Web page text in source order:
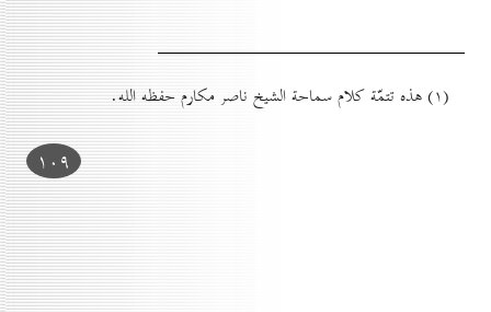
(۱) هذه تتمّة كلام سماحة الشيخ ناصر مكارم حفظه الله.
۱٠۹